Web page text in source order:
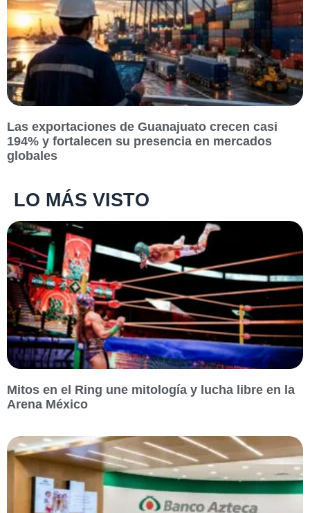
Las exportaciones de Guanajuato crecen casi
194% y fortalecen su presencia en mercados
globales
LO MÁS VISTO
Mitos en el Ring une mitología y lucha libre en la
Arena México